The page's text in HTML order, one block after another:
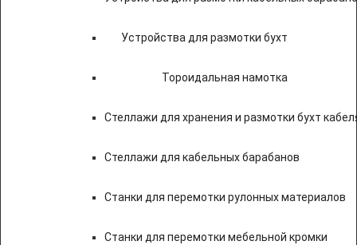
Устройства для размотки бухт
Тороидальная намотка
Стеллажи для хранения и размотки бухт
Стеллажи для кабельных барабанов
Станки для перемотки рулонных материалов
Станки для перемотки мебельной кромки